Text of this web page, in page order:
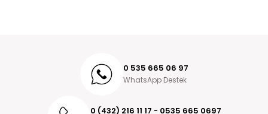
0 535 665 06 97
WhatsApp Destek
0 (432) 216 11 17 - 0535 665 0697